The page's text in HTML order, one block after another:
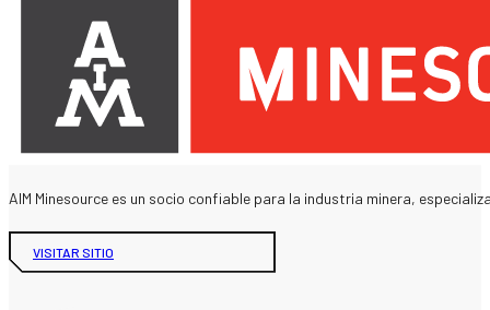
AIM Minesource es un socio confiable para la industria minera,
VISITAR SITIO